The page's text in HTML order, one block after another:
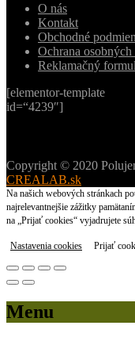
O nás
Kontakt
Obchodné
Ochrana
Reklamačný
[elementor-template
id=“4239″]
Copyright © 2020
CREALAB.sk
Na našich webových stránkach
najrelevantnejšie zážitky
na „Prijať cookies“ vyjadrujete
Nastavenia cookies Prijať
Menu